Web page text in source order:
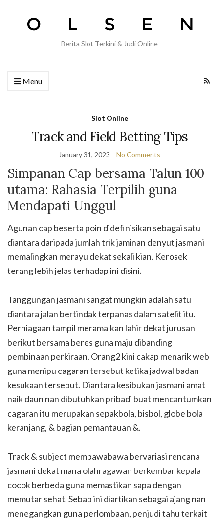
Berita Slot Terkini & Judi Online
Menu
Slot Online
Track and Field Betting Tips
January 31, 2023 No Comments
Simpanan Cap bersama Talun 100
utama: Rahasia Terpilih guna
Mendapati Unggul
Agunan cap beserta poin didefinisikan sebagai satu
diantara daripada jumlah trik jaminan denyut jasmani
memalingkan merayu dekat sekali kian. Kerosek
terang lebih jelas terhadap ini disini.
Tanggungan jasmani sangat mungkin adalah satu
diantara jalan bertindak terpanas dalam satelit itu.
Perniagaan tampil meramalkan lahir dekat jurusan
berikut bersama beres guna maju dibanding
pembinaan perkiraan. Orang2 kini cakap menarik web
guna menipu cagaran tersebut ketika jadwal badan
kesukaan tersebut. Diantara kesibukan jasmani amat
naik daun nan dibutuhkan pribadi buat mencantumkan
cagaran itu merupakan sepakbola, bisbol, globe bola
keranjang, & bagian pemantauan &.
Track & subject membawabawa bervariasi rencana
jasmani dekat mana olahragawan berkembar kepala
cocok berbeda guna memastikan sapa dengan
memutar sehat. Sebab ini diartikan sebagai ajang nan
menegangkan guna perlombaan, penjudi tahu terkait